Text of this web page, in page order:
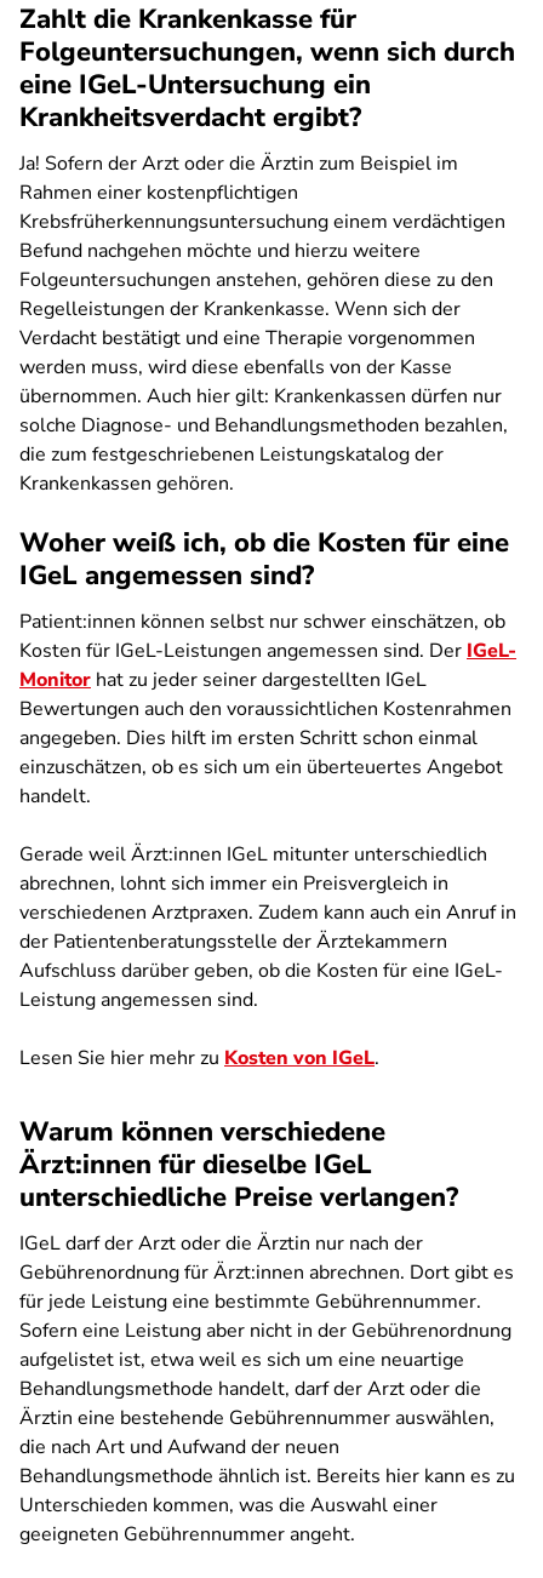
Zahlt die Krankenkasse für
Folgeuntersuchungen, wenn sich durch
eine IGeL-Untersuchung ein
Krankheitsverdacht ergibt?
Ja! Sofern der Arzt oder die Ärztin zum Beispiel im
Rahmen einer kostenpflichtigen
Krebsfrüherkennungsuntersuchung einem verdächtigen
Befund nachgehen möchte und hierzu weitere
Folgeuntersuchungen anstehen, gehören diese zu den
Regelleistungen der Krankenkasse. Wenn sich der
Verdacht bestätigt und eine Therapie vorgenommen
werden muss, wird diese ebenfalls von der Kasse
übernommen. Auch hier gilt: Krankenkassen dürfen nur
solche Diagnose- und Behandlungsmethoden bezahlen,
die zum festgeschriebenen Leistungskatalog der
Krankenkassen gehören.
Woher weiß ich, ob die Kosten für eine
IGeL angemessen sind?
Patient:innen können selbst nur schwer einschätzen, ob
Kosten für IGeL-Leistungen angemessen sind. Der IGeL-
Monitor hat zu jeder seiner dargestellten IGeL
Bewertungen auch den voraussichtlichen Kostenrahmen
angegeben. Dies hilft im ersten Schritt schon einmal
einzuschätzen, ob es sich um ein überteuertes Angebot
handelt.
Gerade weil Ärzt:innen IGeL mitunter unterschiedlich
abrechnen, lohnt sich immer ein Preisvergleich in
verschiedenen Arztpraxen. Zudem kann auch ein Anruf in
der Patientenberatungsstelle der Ärztekammern
Aufschluss darüber geben, ob die Kosten für eine IGeL-
Leistung angemessen sind.
Lesen Sie hier mehr zu Kosten von IGeL.
Warum können verschiedene
Ärzt:innen für dieselbe IGeL
unterschiedliche Preise verlangen?
IGeL darf der Arzt oder die Ärztin nur nach der
Gebührenordnung für Ärzt:innen abrechnen. Dort gibt es
für jede Leistung eine bestimmte Gebührennummer.
Sofern eine Leistung aber nicht in der Gebührenordnung
aufgelistet ist, etwa weil es sich um eine neuartige
Behandlungsmethode handelt, darf der Arzt oder die
Ärztin eine bestehende Gebührennummer auswählen,
die nach Art und Aufwand der neuen
Behandlungsmethode ähnlich ist. Bereits hier kann es zu
Unterschieden kommen, was die Auswahl einer
geeigneten Gebührennummer angeht.